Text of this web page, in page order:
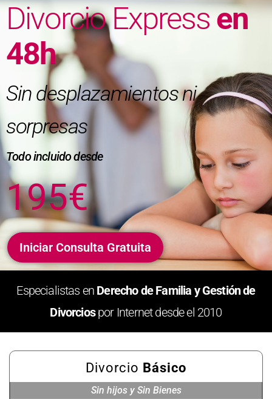
Divorcio Expressen
48h
Sin desplazamientos ni
sorpresas
Todo incluido desde
195€
Iniciar Consulta Gratuita
Especialistas en Derecho de Familia y Gestión de
Divorciospor Internet desde el 2010
Divorcio Básico
Sin hijos y Sin Bienes